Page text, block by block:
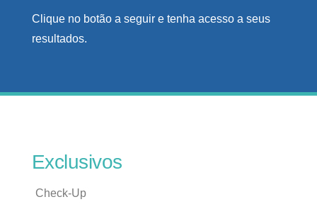
Clique no botão a seguir e tenha acesso a seus
resultados.
Exclusivos
Check-Up